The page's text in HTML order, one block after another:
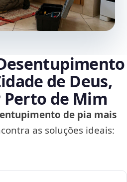
de Deus,
Perto de Mim
de pia mais
as soluções ideais: